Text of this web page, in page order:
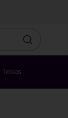
Otsin
Telias